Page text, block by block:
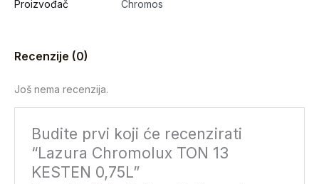
Proizvođač Chromos
Recenzije (0)
Još nema recenzija.
Budite prvi koji će recenzirati
“Lazura Chromolux TON 13
KESTEN 0,75L”